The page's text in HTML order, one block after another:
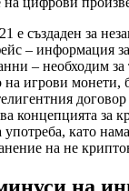
е създаден за
– информация за
– необходим за
на игрови монети,
концепцията за
като
на не
на